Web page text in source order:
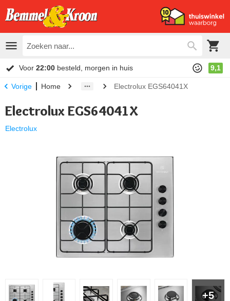
Voor 22:00 besteld, morgen in huis 9,1
Vorige Home Electrolux EGS64041X
Electrolux EGS64041X
Electrolux
+5